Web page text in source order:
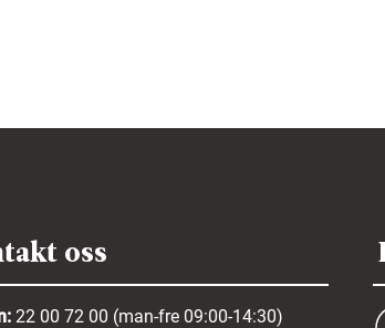
oss
22 00 72 00 (man-fre 09:00-14:30)